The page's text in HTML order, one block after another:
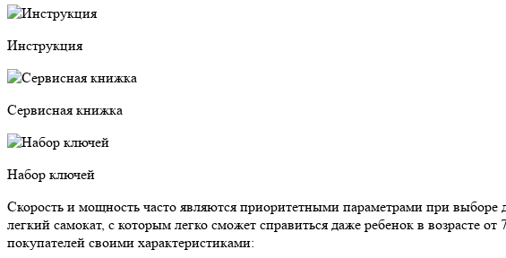
Инструкция
Сервисная книжка
Набор ключей
Скорость и мощность часто являются приоритетными параметрами при выборе
легкий самокат, с которым легко сможет справиться даже ребенок в возрасте
покупателей своими характеристиками: